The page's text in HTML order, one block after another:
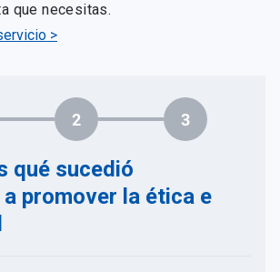
que necesitas.
>
2 3
qué sucedió
promover la ética e